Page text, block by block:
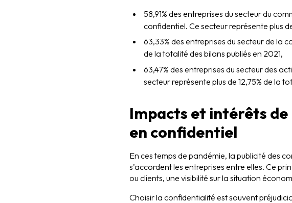
58,91% des entreprises du secteur du
confidentiel. Ce secteur représente plus
63,33% des entreprises du secteur de la
de la totalité des bilans publiés en 2021,
63,47% des entreprises du secteur des
secteur représente plus de 12,75% de la
Impacts et intérêts de
en confidentiel
En ces temps de pandémie, la publicité des
s’accordent les entreprises entre elles. Ce
ou clients, une visibilité sur la situation
Choisir la confidentialité est souvent